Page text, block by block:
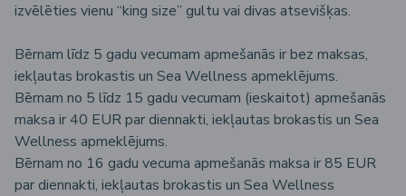
izvēlēties vienu “king size” gultu vai divas atsevišķas.
Bērnam līdz 5 gadu vecumam apmešanās ir bez maksas,
iekļautas brokastis un Sea Wellness apmeklējums.
Bērnam no 5 līdz 15 gadu vecumam (ieskaitot) apmešanās
maksa ir 40 EUR par diennakti, iekļautas brokastis un Sea
Wellness apmeklējums.
Bērnam no 16 gadu vecuma apmešanās maksa ir 85 EUR
par diennakti, iekļautas brokastis un Sea Wellness